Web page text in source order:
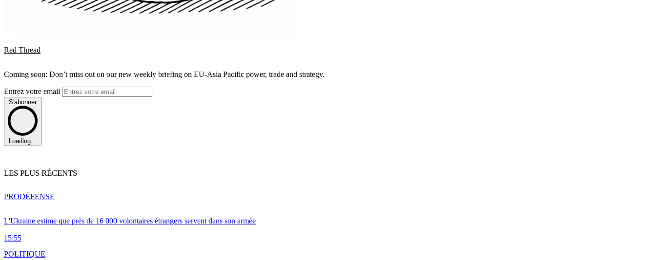
Red Thread
Coming soon: Don’t miss out on our new weekly briefing on EU-Asia Pacific power, trade and strategy.
Entrez votre email
S'abonner
Loading...
LES PLUS RÉCENTS
L'Ukraine estime que près de 16 000 volontaires étrangers servent dans son armée
15:55
PRODÉFENSE
POLITIQUE